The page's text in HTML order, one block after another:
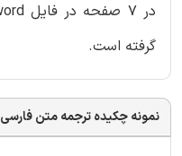
گرفته است.
نمونه چکیده ترجمه متن فارسی